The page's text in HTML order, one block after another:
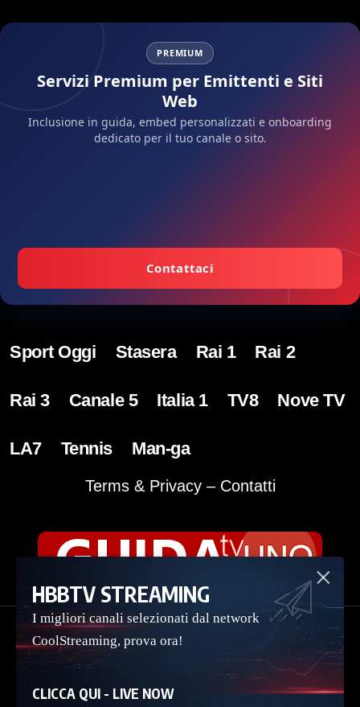
PREMIUM
Servizi Premium per Emittenti e Siti
Web
Inclusione in guida, embed personalizzati e onboarding
dedicato per il tuo canale o sito.
Contattaci
Sport Oggi Stasera Rai 1 Rai 2
Rai 3 Canale 5 Italia 1 TV8 Nove TV
LA7 Tennis Man-ga
Terms & Privacy–Contatti
Copyright Guidatv.uno 2023 – 2026
HBBTV STREAMING
I migliori canali selezionati dal network
CoolStreaming, prova ora!
CLICCA QUI - LIVE NOW